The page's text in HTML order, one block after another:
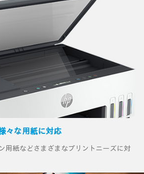
々な用紙に対応
用紙などさまざまなプリントニーズに対